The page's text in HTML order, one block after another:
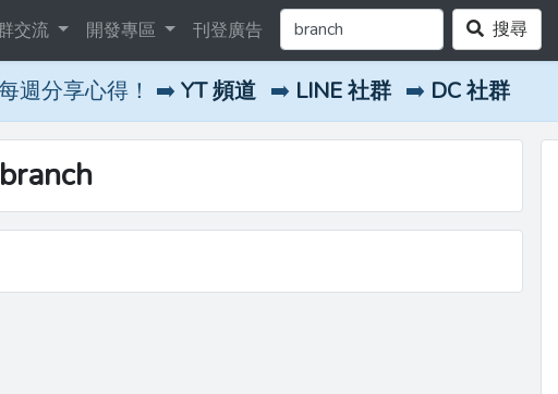
交流 開發專區 刊登廣告 搜尋
週分享心得！ ➡️ YT 頻道 ➡️ LINE 社群 ➡️ DC 社群